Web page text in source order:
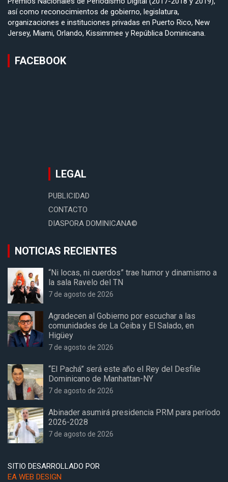
así como reconocimientos de gobierno, legislatura,
organizaciones e instituciones privadas en Puerto Rico, New
Jersey, Miami, Orlando, Kissimmee y República Dominicana.
FACEBOOK
LEGAL
PUBLICIDAD
CONTACTO
DIASPORA DOMINICANA©
NOTICIAS RECIENTES
“Ni locas, ni cuerdos” trae humor y dinamismo a
la sala Ravelo del TN
7 de agosto de 2026
Agradecen al Gobierno por escuchar a las
comunidades de La Ceiba y El Salado, en
Higüey
7 de agosto de 2026
“El Pachá” será este año el Rey del Desfile
Dominicano de Manhattan-NY
7 de agosto de 2026
Abinader asumirá presidencia PRM para período
2026-2028
7 de agosto de 2026
SITIO DESARROLLADO POR
EA WEB DESIGN